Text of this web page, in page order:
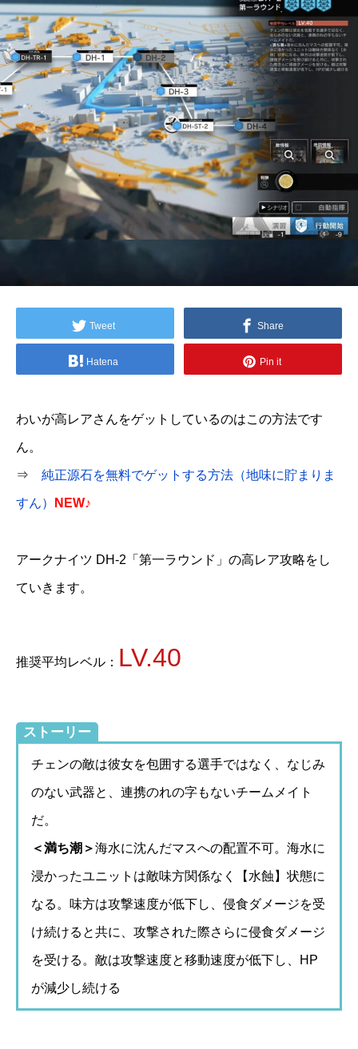
Tweet Share
Hatena Pin it
わいが高レアさんをゲットしているのはこの方法です
ん。
⇒ 純正源石を無料でゲットする方法（地味に貯まりま
すん） NEW♪
アークナイツ DH-2「第一ラウンド」の高レア攻略をし
ていきます。
推奨平均レベル： LV.40
ストーリー
チェンの敵は彼女を包囲する選手ではなく、なじみ
のない武器と、連携のれの字もないチームメイト
だ。
＜満ち潮＞海水に沈んだマスへの配置不可。海水に
浸かったユニットは敵味方関係なく【水蝕】状態に
なる。味方は攻撃速度が低下し、侵食ダメージを受
け続けると共に、攻撃された際さらに侵食ダメージ
を受ける。敵は攻撃速度と移動速度が低下し、HP
が減少し続ける